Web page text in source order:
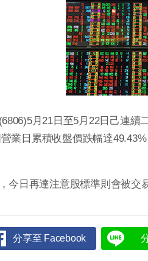
月21日至5月22日己連
業日累積收盤價跌幅達
今日再達注意股標準則會被交
分享至 Facebook